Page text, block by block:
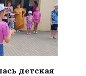
детская